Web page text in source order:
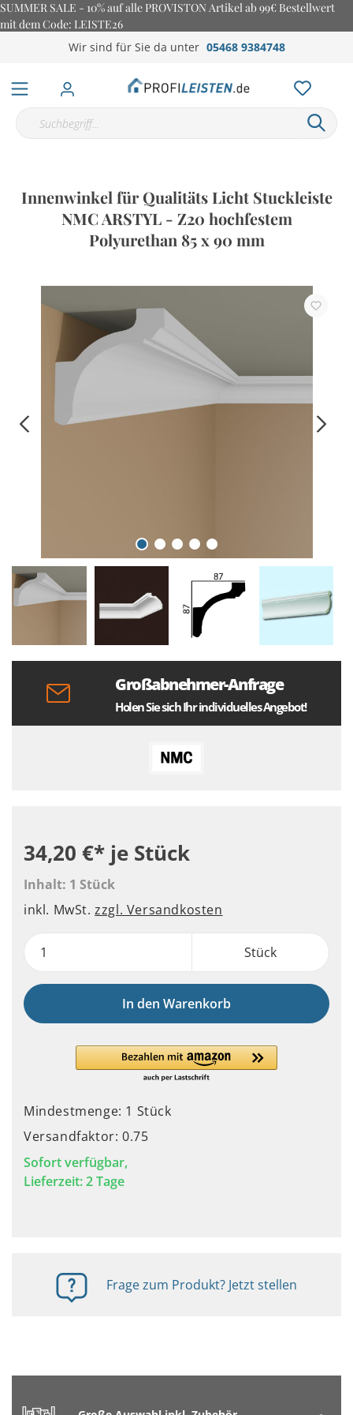
SUMMER SALE - 10% auf alle PROVISTON Artikel ab 99€ Bestellwert
mit dem Code: LEISTE26
Wir sind für Sie da unter 05468 9384748
Innenwinkel für Qualitäts Licht Stuckleiste
NMC ARSTYL - Z20 hochfestem
Polyurethan 85 x 90 mm
Großabnehmer-Anfrage
Holen Sie sich Ihr individuelles Angebot!
34,20 €* je Stück
Inhalt: 1 Stück
inkl. MwSt.zzgl. Versandkosten
Stück
In den Warenkorb
Mindestmenge: 1 Stück
Versandfaktor: 0.75
Sofort verfügbar,
Lieferzeit: 2 Tage
Frage zum Produkt? Jetzt stellen